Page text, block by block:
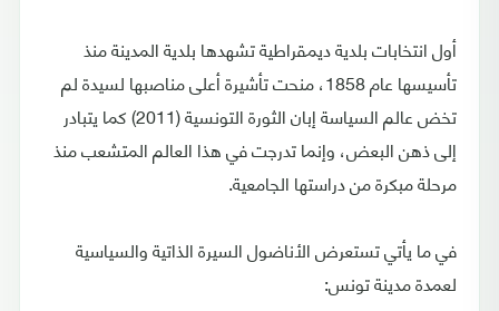
أول انتخابات بلدية ديمقراطية تشهدها بلدية المدينة منذ
تأسيسها عام 1858، منحت تأشيرة أعلى مناصبها لسيدة لم
تخض عالم السياسة إبان الثورة التونسية (2011) كما يتبادر
إلى ذهن البعض، وإنما تدرجت في هذا العالم المتشعب منذ
مرحلة مبكرة من دراستها الجامعية.
في ما يأتي تستعرض الأناضول السيرة الذاتية والسياسية
لعمدة مدينة تونس: